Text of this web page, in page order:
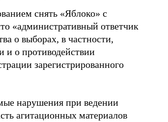
снять «Яблоко» с
«административный ответчик
о выборах, в частности,
и о противодействии
зарегистрированного
нарушения при ведении
агитационных материалов